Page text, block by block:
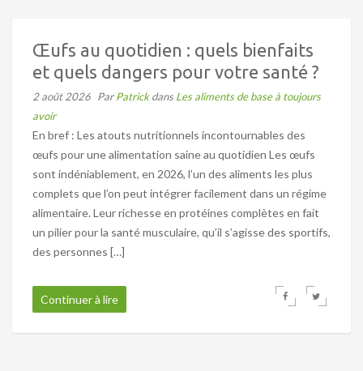
Œufs au quotidien : quels bienfaits
et quels dangers pour votre santé ?
2 août 2026 ParPatrickdans Les aliments de base à toujours
avoir
En bref : Les atouts nutritionnels incontournables des
œufs pour une alimentation saine au quotidien Les œufs
sont indéniablement, en 2026, l’un des aliments les plus
complets que l’on peut intégrer facilement dans un régime
alimentaire. Leur richesse en protéines complètes en fait
un pilier pour la santé musculaire, qu’il s’agisse des sportifs,
des personnes […]
Continuer à lire